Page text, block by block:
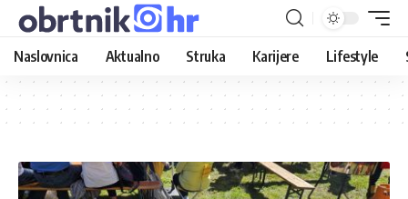
Naslovnica Aktualno Struka Karijere Lifestyle